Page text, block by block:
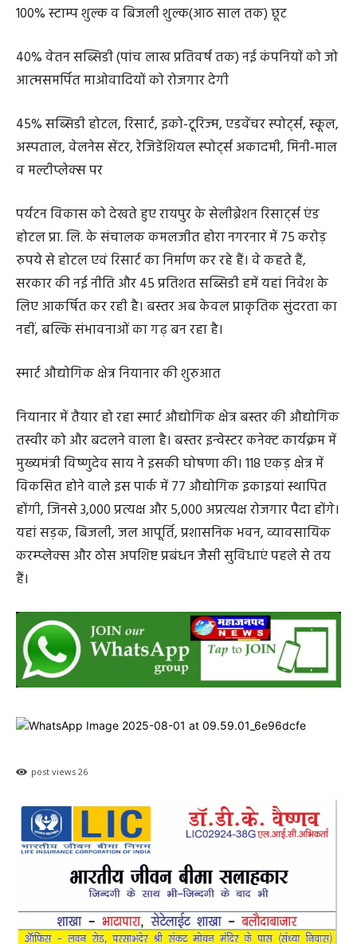
100% स्टाम्प शुल्क व बिजली शुल्क(आठ साल तक) छूट
40% वेतन सब्सिडी (पांच लाख प्रतिवर्ष तक) नई कंपनियाें को जो
आत्मसमर्पित माओवादियों को रोजगार देगी
45% सब्सिडी होटल, रिसार्ट, इको-टूरिज्म, एडवेंचर स्पोर्ट्स, स्कूल,
अस्पताल, वेलनेस सेंटर, रेजिडेंशियल स्पोर्ट्स अकादमी, मिनी-माल
व मल्टीप्लेक्स पर
पर्यटन विकास को देखते हुए रायपुर के सेलीब्रेशन रिसार्ट्स एंड
होटल प्रा. लि. के संचालक कमलजीत होरा नगरनार में 75 करोड़
रुपये से होटल एवं रिसार्ट का निर्माण कर रहे हैं। वे कहते हैं,
सरकार की नई नीति और 45 प्रतिशत सब्सिडी हमें यहां निवेश के
लिए आकर्षित कर रही है। बस्तर अब केवल प्राकृतिक सुंदरता का
नहीं, बल्कि संभावनाओं का गढ़ बन रहा है।
स्मार्ट औद्योगिक क्षेत्र नियानार की शुरुआत
नियानार में तैयार हो रहा स्मार्ट औद्योगिक क्षेत्र बस्तर की औद्योगिक
तस्वीर को और बदलने वाला है। बस्तर इन्वेस्टर कनेक्ट कार्यक्रम में
मुख्यमंत्री विष्णुदेव साय ने इसकी घोषणा की। 118 एकड़ क्षेत्र में
विकसित होने वाले इस पार्क में 77 औद्योगिक इकाइयां स्थापित
होंगी, जिनसे 3,000 प्रत्यक्ष और 5,000 अप्रत्यक्ष रोजगार पैदा होंगे।
यहां सड़क, बिजली, जल आपूर्ति, प्रशासनिक भवन, व्यावसायिक
करम्प्लेक्स और ठोस अपशिष्ट प्रबंधन जैसी सुविधाएं पहले से तय
हैं।
post views 26